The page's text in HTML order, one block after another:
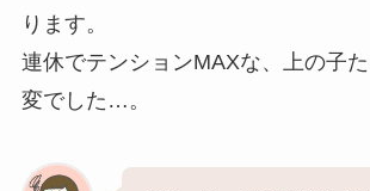
ります。
連休でテンションMAXな、上の子
変でした…。